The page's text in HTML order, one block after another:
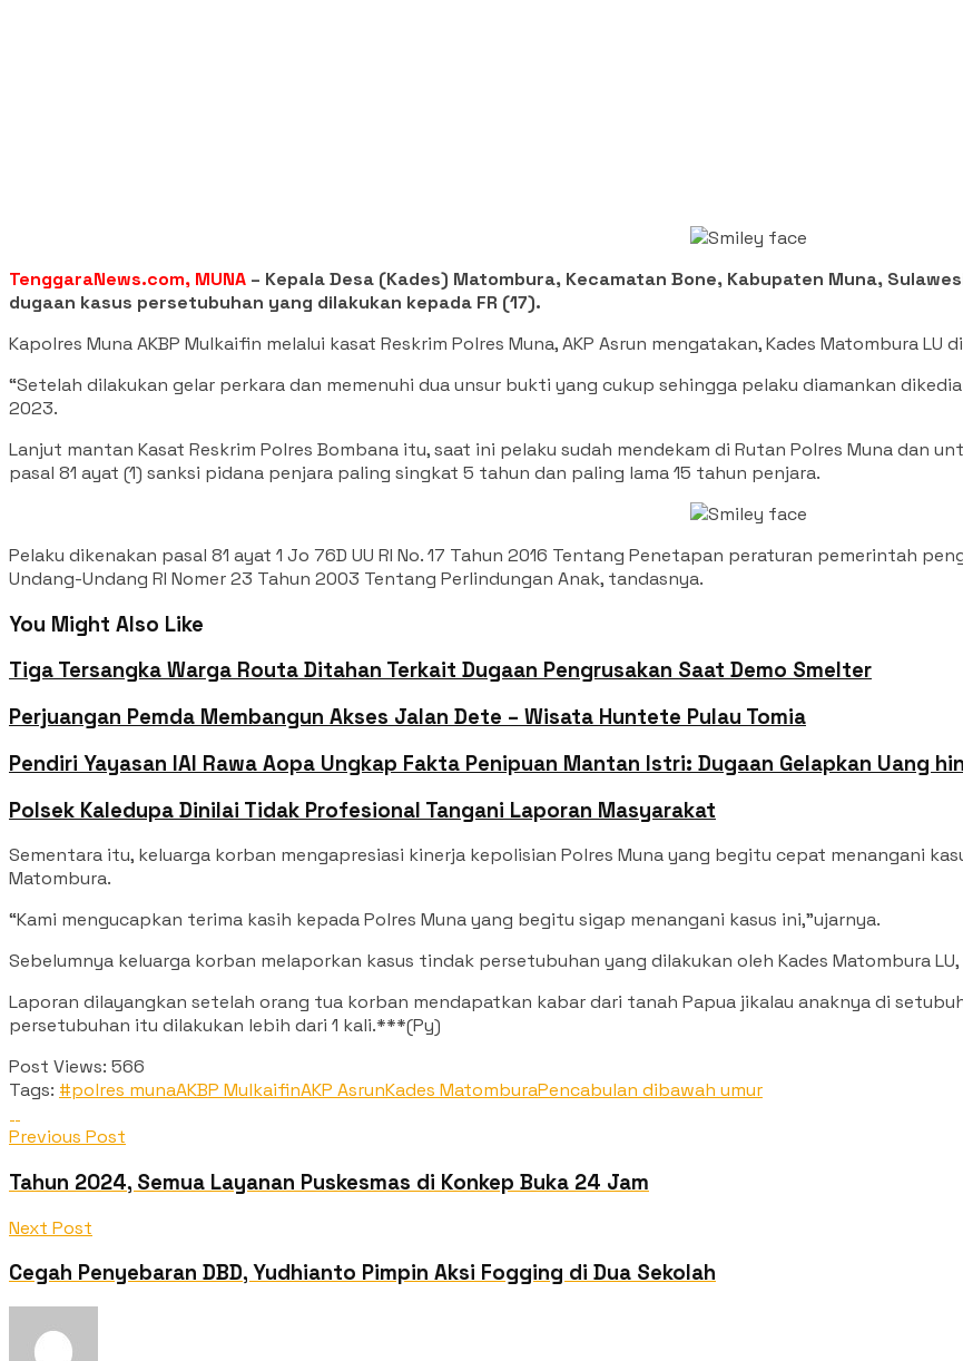
TenggaraNews.com, MUNA – Kepala Desa (Kades) Matombura, Kecamatan Bone, Kabupaten Muna,
dugaan kasus persetubuhan yang dilakukan kepada FR (17).
Kapolres Muna AKBP Mulkaifin melalui kasat Reskrim Polres Muna, AKP Asrun mengatakan, Kades Matombura
“Setelah dilakukan gelar perkara dan memenuhi dua unsur bukti yang cukup sehingga pelaku diamankan
2023.
Lanjut mantan Kasat Reskrim Polres Bombana itu, saat ini pelaku sudah mendekam di Rutan Polres Muna dan
pasal 81 ayat (1) sanksi pidana penjara paling singkat 5 tahun dan paling lama 15 tahun penjara.
Pelaku dikenakan pasal 81 ayat 1 Jo 76D UU RI No. 17 Tahun 2016 Tentang Penetapan peraturan pemerintah
Undang-Undang RI Nomer 23 Tahun 2003 Tentang Perlindungan Anak, tandasnya.
You Might Also Like
Tiga Tersangka Warga Routa Ditahan Terkait Dugaan Pengrusakan Saat Demo Smelter
Perjuangan Pemda Membangun Akses Jalan Dete – Wisata Huntete Pulau Tomia
Pendiri Yayasan IAI Rawa Aopa Ungkap Fakta Penipuan Mantan Istri: Dugaan Gelapkan Uang
Polsek Kaledupa Dinilai Tidak Profesional Tangani Laporan Masyarakat
Sementara itu, keluarga korban mengapresiasi kinerja kepolisian Polres Muna yang begitu cepat menangani
Matombura.
“Kami mengucapkan terima kasih kepada Polres Muna yang begitu sigap menangani kasus ini,”ujarnya.
Sebelumnya keluarga korban melaporkan kasus tindak persetubuhan yang dilakukan oleh Kades Matombura
Laporan dilayangkan setelah orang tua korban mendapatkan kabar dari tanah Papua jikalau anaknya di
persetubuhan itu dilakukan lebih dari 1 kali.***(Py)
Post Views: 566
Tags: #polres munaAKBP MulkaifinAKP AsrunKades MatomburaPencabulan dibawah umur
Previous Post
Tahun 2024, Semua Layanan Puskesmas di Konkep Buka 24 Jam
Next Post
Cegah Penyebaran DBD, Yudhianto Pimpin Aksi Fogging di Dua Sekolah